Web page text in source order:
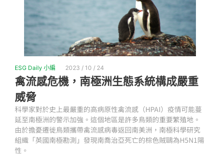
ESG Daily 小編 2023 / 10 / 24
禽流感危機，南極洲生態系統構成嚴重
威脅
科學家對於史上最嚴重的高病原性禽流感（HPAI）疫情可能蔓
延至南極洲的警示加強。這個地區是許多鳥類的重要繁殖地。
由於擔憂遷徙鳥類攜帶禽流感病毒返回南美洲，南極科學研究
組織「英國南極勘測」發現南喬治亞死亡的棕色賊鷗為H5N1陽
性。